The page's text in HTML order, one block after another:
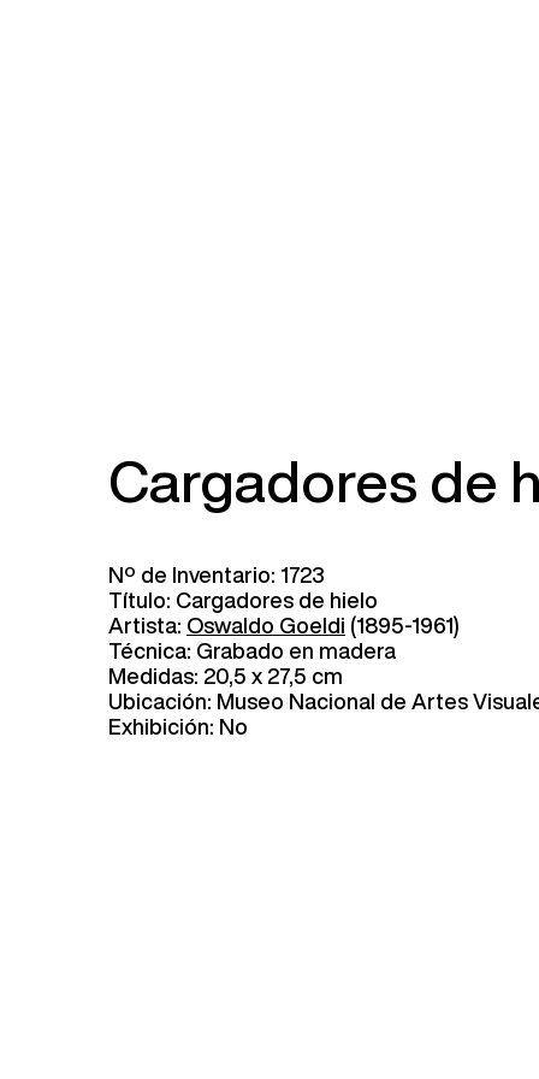
Cargadores de
Nº de Inventario: 1723
Título: Cargadores de hielo
Artista: Oswaldo Goeldi (1895-1961)
Técnica: Grabado en madera
Medidas: 20,5 x 27,5 cm
Ubicación: Museo Nacional de Artes
Exhibición: No